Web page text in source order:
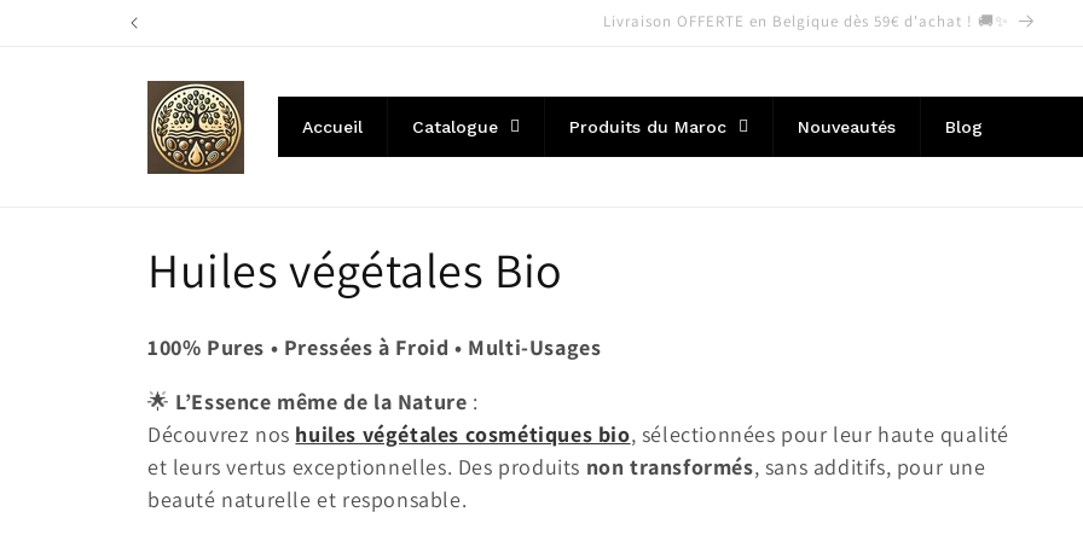
Profitez de promotions exceptionnelles sur notre huile de pépins de figue de Barbarie
Accueil Catalogue Produits du Maroc Nouveautés Blog
C
o
l
l
e
Huiles végétales Bio
100% Pures • Pressées à Froid • Multi-Usages
🌟 L’Essence même de la Nature :
Découvrez nos huiles végétales cosmétiques bio, sélectionnées pour leur haute qualité
et leurs vertus exceptionnelles. Des produits non transformés, sans additifs, pour une
beauté naturelle et responsable.